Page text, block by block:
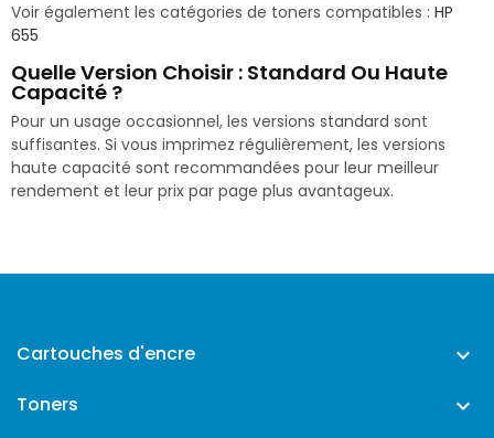
Voir également les catégories de toners compatibles : HP
655
Quelle Version Choisir : Standard Ou Haute
Capacité ?
Pour un usage occasionnel, les versions standard sont
suffisantes. Si vous imprimez régulièrement, les versions
haute capacité sont recommandées pour leur meilleur
rendement et leur prix par page plus avantageux.
Cartouches d'encre 
Toners 